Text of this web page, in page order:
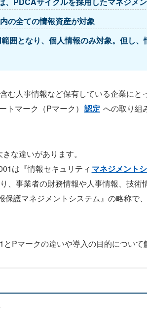
の全ての情報資産が対象
囲となり、個人情報のみ対象。但し
む人事情報など保有している企業にと
トマーク（Pマーク） 認定 への取り組
な違いがあります。
は『情報セキュリティ マネジメント
、事業者の財務情報や人事情報、技術
護マネジメントシステム』の略称で
Pマークの違いや導入の目的について